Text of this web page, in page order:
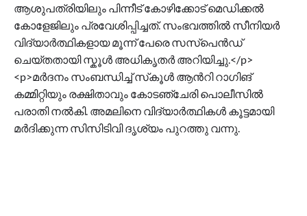
ആശുപത്രിയിലും പിന്നീട് കോഴിക്കോട് മെഡിക്കല്‍
കോളേജിലും പ്രവേശിപ്പിച്ചത്. സംഭവത്തില്‍ സീനിയര്‍
വിദ്യാര്‍ത്ഥികളായ മൂന്ന് പേരെ സസ്‌പെന്‍ഡ്
ചെയ്തതായി സ്കൂൾ അധികൃതര്‍ അറിയിച്ചു.</p>
<p>മര്‍ദനം സംബന്ധിച്ച് സ്‌കൂള്‍ ആന്‍റി റാഗിങ്
കമ്മിറ്റിയും രക്ഷിതാവും കോടഞ്ചേരി പൊലീസില്‍
പരാതി നല്‍കി. അമലിനെ വിദ്യാര്‍ത്ഥികള്‍ കൂട്ടമായി
മർദിക്കുന്ന സിസിടിവി ദൃശ്യം പുറത്തു വന്നു.